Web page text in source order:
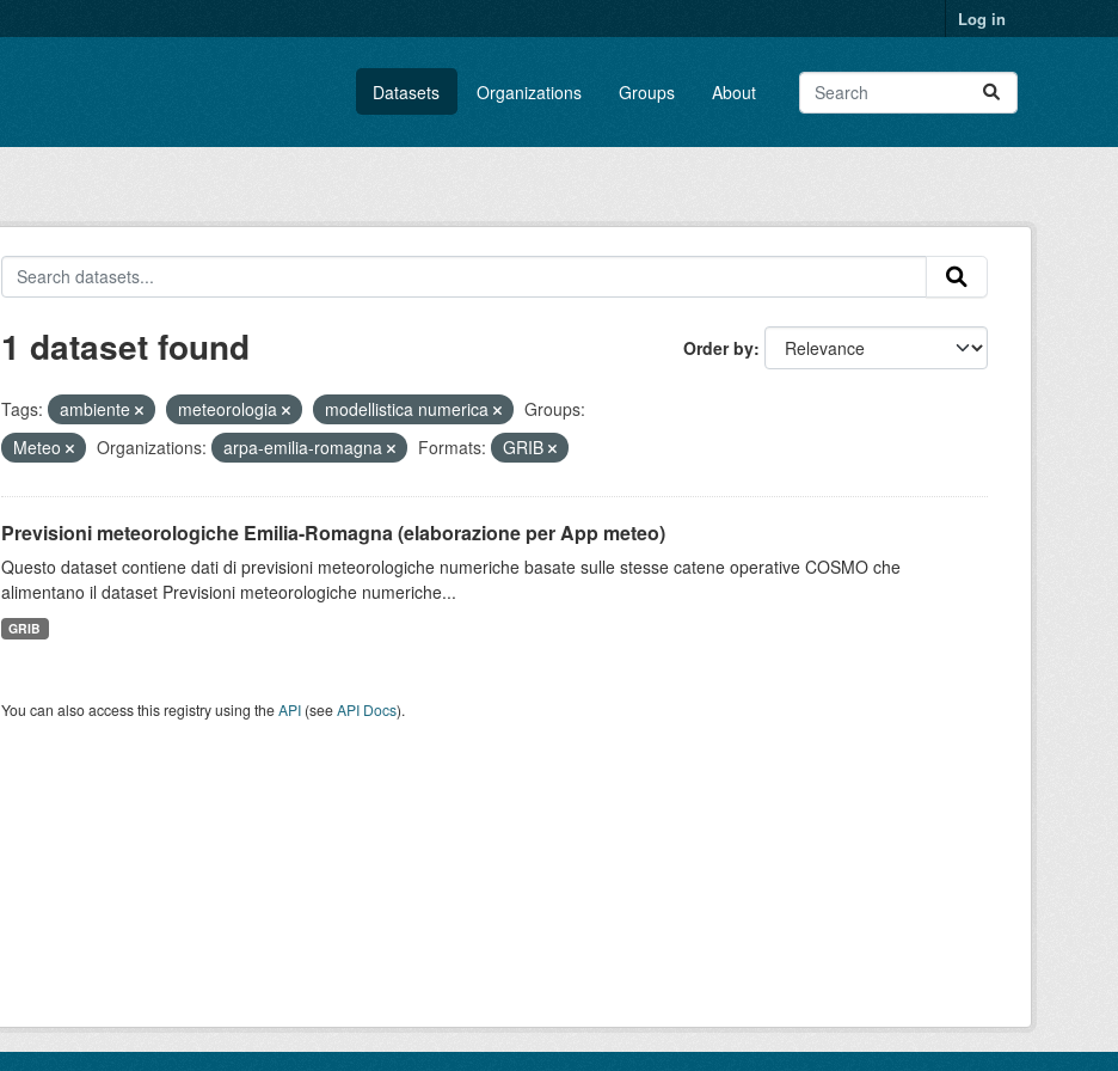
Log in
Datasets Organizations Groups About
Order by
1 dataset found
Tags: ambiente meteorologia modellistica numerica
Groups:
Meteo
Organizations: arpa-emilia-romagna Formats: GRIB
Previsioni meteorologiche Emilia-Romagna (elaborazione per App meteo)
Questo dataset contiene dati di previsioni meteorologiche numeriche basate sulle stesse catene operative COSMO che
alimentano il dataset Previsioni meteorologiche numeriche...
GRIB
You can also access this registry using theAPI(seeAPI Docs).